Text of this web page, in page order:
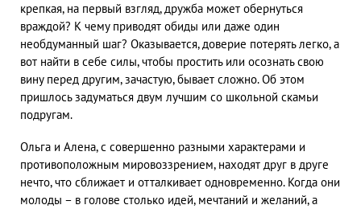
крепкая, на первый взгляд, дружба может обернуться
враждой? К чему приводят обиды или даже один
необдуманный шаг? Оказывается, доверие потерять легко, а
вот найти в себе силы, чтобы простить или осознать свою
вину перед другим, зачастую, бывает сложно. Об этом
пришлось задуматься двум лучшим со школьной скамьи
подругам.
Ольга и Алена, с совершенно разными характерами и
противоположным мировоззрением, находят друг в друге
нечто, что сближает и отталкивает одновременно. Когда они
молоды – в голове столько идей, мечтаний и желаний, а